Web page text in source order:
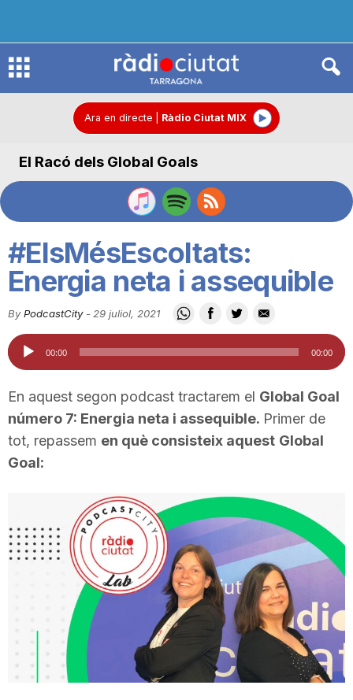
R
d
C
i
u
t
Ara en directe Ràdio Ciutat MIX
El Racó dels Global Goals
#ElsMésEscoltats:
Energia neta i assequible
By PodcastCity- 29 juliol, 2021
Reproductor
d'àudio
00:00 00:00
En aquest segon podcast tractarem el Global Goal
número 7: Energia neta i assequible. Primer de
tot, repassem en què consisteix aquest Global
Goal: